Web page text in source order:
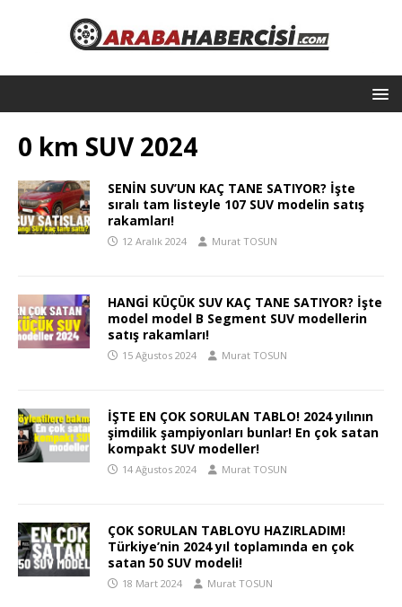
0 km SUV 2024
SENİN SUV’UN KAÇ TANE SATIYOR? İşte
sıralı tam listeyle 107 SUV modelin satış
rakamları!
12 Aralık 2024 Murat TOSUN
HANGİ KÜÇÜK SUV KAÇ TANE SATIYOR? İşte
model model B Segment SUV modellerin
satış rakamları!
15 Ağustos 2024 Murat TOSUN
İŞTE EN ÇOK SORULAN TABLO! 2024 yılının
şimdilik şampiyonları bunlar! En çok satan
kompakt SUV modeller!
14 Ağustos 2024 Murat TOSUN
ÇOK SORULAN TABLOYU HAZIRLADIM!
Türkiye’nin 2024 yıl toplamında en çok
satan 50 SUV modeli!
18 Mart 2024 Murat TOSUN